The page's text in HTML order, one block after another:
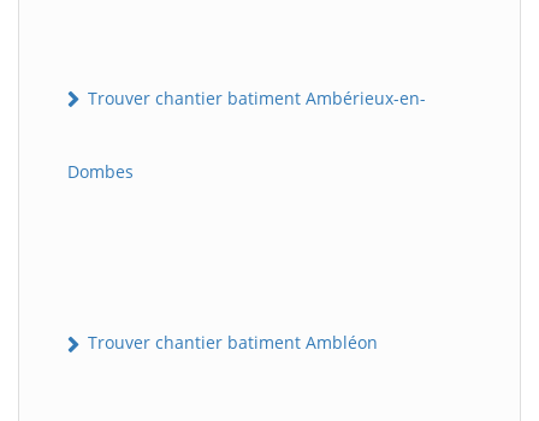
Trouver chantier batiment Ambérieux-en-
Dombes
Trouver chantier batiment Ambléon